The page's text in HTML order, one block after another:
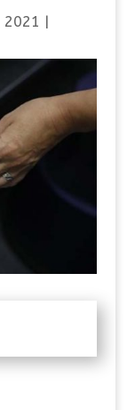
2021 |